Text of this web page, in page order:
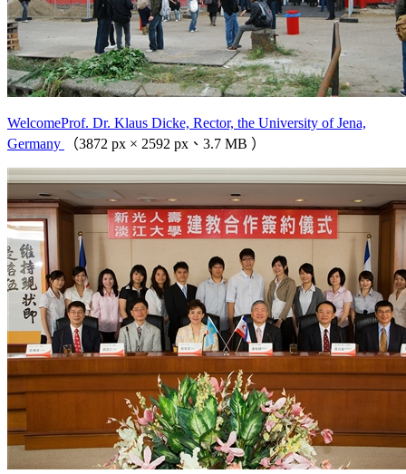
WelcomeProf. Dr. Klaus Dicke, Rector, the University of Jena,
Germany
（3872 px × 2592 px、3.7 MB ）